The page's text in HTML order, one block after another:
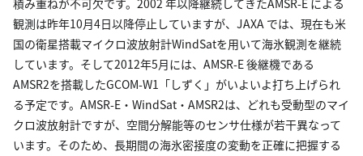
積み重ねが不可欠です。2002 年以降継続してきたAMSR-E による
観測は昨年10月4日以降停止していますが、JAXA では、現在も米
国の衛星搭載マイクロ波放射計WindSatを用いて海氷観測を継続
しています。そして2012年5月には、AMSR-E 後継機である
AMSR2を搭載したGCOM-W1「しずく」がいよいよ打ち上げられ
る予定です。AMSR-E・WindSat・AMSR2は、どれも受動型のマイ
クロ波放射計ですが、空間分解能等のセンサ仕様が若干異なって
います。そのため、長期間の海氷密接度の変動を正確に把握する